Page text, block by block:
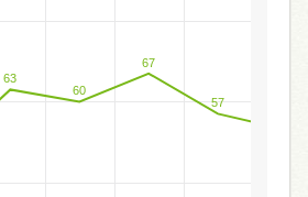
63
60
67
57